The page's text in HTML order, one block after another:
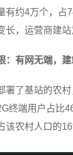
有约4万个，占
长，运营商建站
：有网无端，
署了基站的农
终端用户占比
该农村人口的